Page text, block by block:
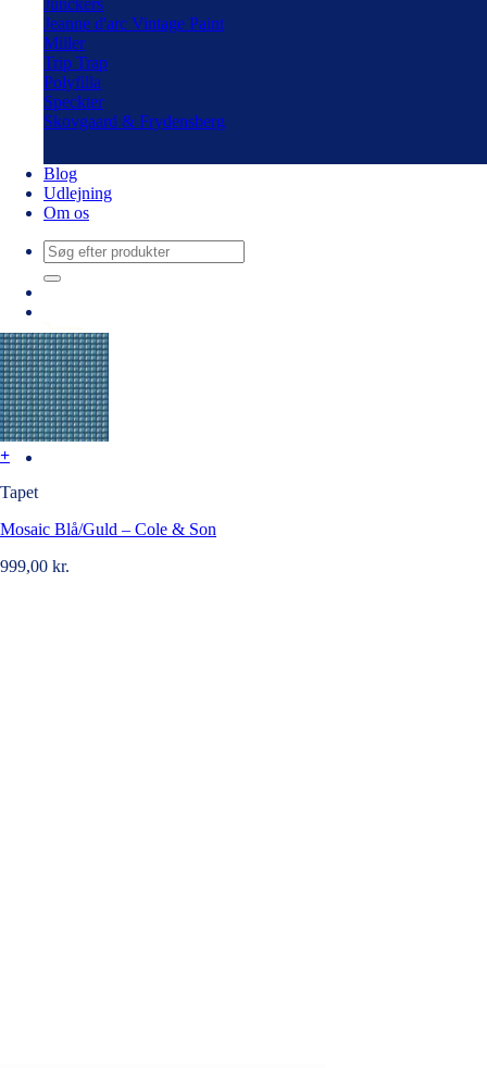
Jeanne d'arc Vintage Paint
Miller
Trip Trap
Polyfilla
Speckter
Skovgaard & Frydensberg
Blog
Udlejning
Om os
Søg
efter:
+
Tapet
Mosaic Blå/Guld – Cole & Son
999,00 kr.